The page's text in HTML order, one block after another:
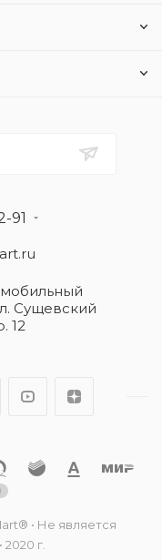
91
Сущевский
12
• Не является
г.